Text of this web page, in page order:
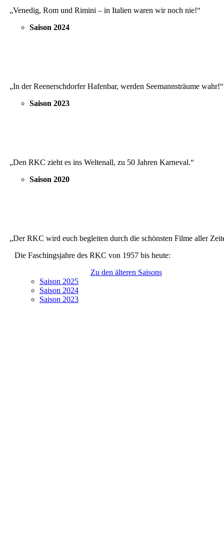
„Venedig, Rom und Rimini – in Italien waren wir noch nie!“
Saison 2024
„In der Reenerschdorfer Hafenbar, werden Seemannsträume wahr!“
Saison 2023
„Den RKC zieht es ins Weltenall, zu 50 Jahren Karneval.“
Saison 2020
„Der RKC wird euch begleiten durch die schönsten Filme aller
Die Faschingsjahre des RKC von 1957 bis heute:
Zu den älteren Saisons
Saison 2025
Saison 2024
Saison 2023